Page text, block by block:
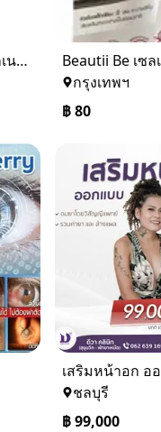
ฺBeautii Be โปร สลีค ไลเนอร์
กรุงเทพฯ
฿80
ชลบุรี
฿99,000